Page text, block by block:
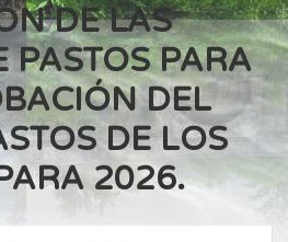
DE LAS
PASTOS PARA
DEL
DE LOS
2026.